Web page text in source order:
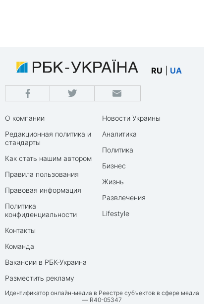
RU UA
О компании
Редакционная политика и
стандарты
Как стать нашим автором
Правила пользования
Правовая информация
Политика
конфиденциальности
Контакты
Команда
Вакансии в РБК-Украина
Разместить рекламу
Новости Украины
Аналитика
Политика
Бизнес
Жизнь
Развлечения
Lifestyle
Идентификатор онлайн-медиа в Реестре субъектов в сфере медиа
— R40-05347